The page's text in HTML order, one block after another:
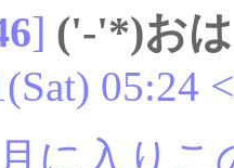
] ('-'*)お
05:24 <